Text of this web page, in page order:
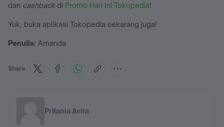
dan cashback di Promo Hari Ini Tokopedia!
Yuk, buka aplikasi Tokopedia sekarang juga!
Penulis: Amanda
Share
Pritania Avira